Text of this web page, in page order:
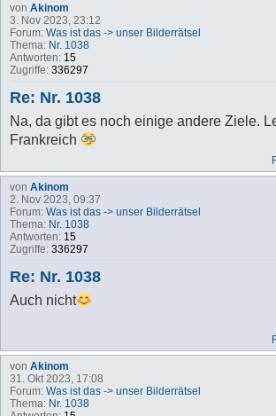
von Akinom
3. Nov 2023, 23:12
Forum: Was ist das -> unser Bilderrätsel
Thema: Nr. 1038
Antworten: 15
Zugriffe: 336297
Re: Nr. 1038
Na, da gibt es noch einige andere Ziele.
Frankreich
von Akinom
2. Nov 2023, 09:37
Forum: Was ist das -> unser Bilderrätsel
Thema: Nr. 1038
Antworten: 15
Zugriffe: 336297
Re: Nr. 1038
Auch nicht
von Akinom
31. Okt 2023, 17:08
Forum: Was ist das -> unser Bilderrätsel
Thema: Nr. 1038